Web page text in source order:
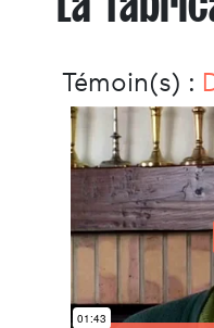
Témoin(s) :